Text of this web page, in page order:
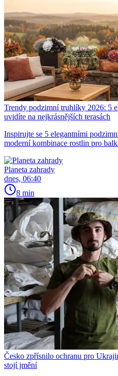
Trendy podzimní truhlíky 2026: 5
uvidíte na nejkrásnějších terasách
Inspirujte se 5 elegantními
moderní kombinace rostlin pro
Planeta zahrady
dnes, 06:40
8 min
Česko zpřísnilo ochranu pro
stojí jmění